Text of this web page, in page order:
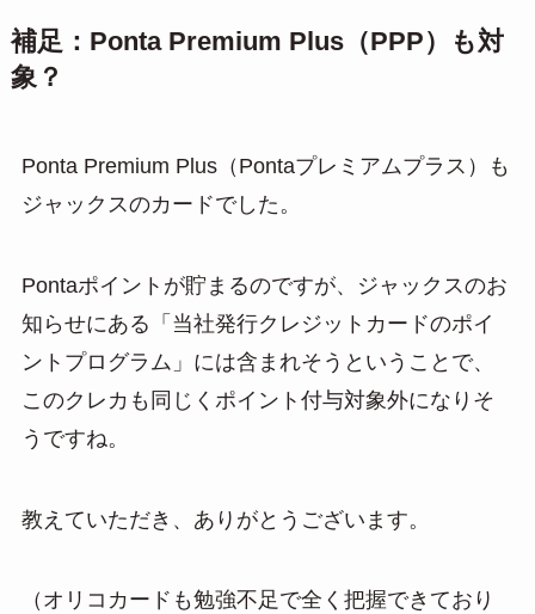
補足：Ponta Premium Plus（PPP）も対
象？
Ponta Premium Plus（Pontaプレミアムプラス）も
ジャックスのカードでした。
Pontaポイントが貯まるのですが、ジャックスのお
知らせにある「当社発行クレジットカードのポイ
ントプログラム」には含まれそうということで、
このクレカも同じくポイント付与対象外になりそ
うですね。
教えていただき、ありがとうございます。
（オリコカードも勉強不足で全く把握できており